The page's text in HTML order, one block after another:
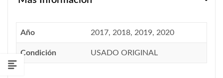
Año 2017, 2018, 2019, 2020
Condición USADO ORIGINAL